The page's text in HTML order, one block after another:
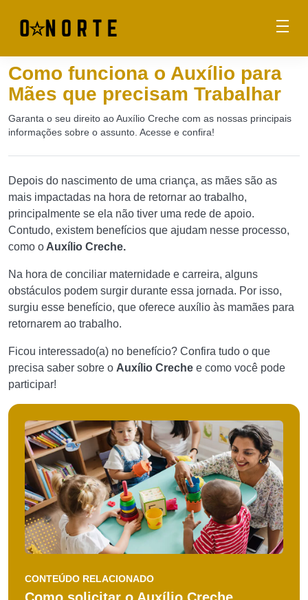
Como funciona o Auxílio para
Mães que precisam Trabalhar
Garanta o seu direito ao Auxílio Creche com as nossas principais
informações sobre o assunto. Acesse e confira!
Depois do nascimento de uma criança, as mães são as
mais impactadas na hora de retornar ao trabalho,
principalmente se ela não tiver uma rede de apoio.
Contudo, existem benefícios que ajudam nesse processo,
como o Auxílio Creche.
Na hora de conciliar maternidade e carreira, alguns
obstáculos podem surgir durante essa jornada. Por isso,
surgiu esse benefício, que oferece auxílio às mamães para
retornarem ao trabalho.
Ficou interessado(a) no benefício? Confira tudo o que
precisa saber sobre o Auxílio Creche e como você pode
participar!
CONTEÚDO RELACIONADO